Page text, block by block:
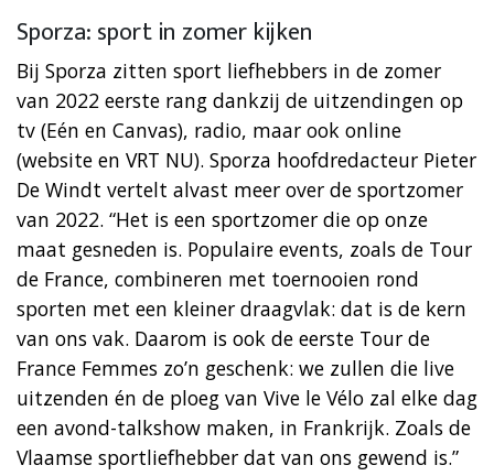
Sporza: sport in zomer kijken
Bij Sporza zitten sport liefhebbers in de zomer
van 2022 eerste rang dankzij de uitzendingen op
tv (Eén en Canvas), radio, maar ook online
(website en VRT NU). Sporza hoofdredacteur Pieter
De Windt vertelt alvast meer over de sportzomer
van 2022. “Het is een sportzomer die op onze
maat gesneden is. Populaire events, zoals de Tour
de France, combineren met toernooien rond
sporten met een kleiner draagvlak: dat is de kern
van ons vak. Daarom is ook de eerste Tour de
France Femmes zo’n geschenk: we zullen die live
uitzenden én de ploeg van Vive le Vélo zal elke dag
een avond-talkshow maken, in Frankrijk. Zoals de
Vlaamse sportliefhebber dat van ons gewend is.”